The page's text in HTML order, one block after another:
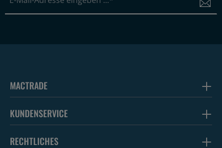
MACTRADE
KUNDENSERVICE
RECHTLICHES